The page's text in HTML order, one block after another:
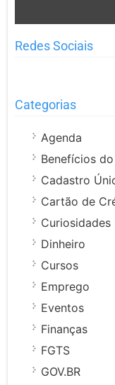
Redes Sociais
Categorias
Agenda
Benefícios
Cadastro
Cartão de
Curiosidades
Dinheiro
Cursos
Emprego
Eventos
Finanças
FGTS
GOV.BR